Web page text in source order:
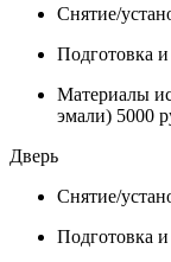
Снятие/
Подготовка и
Материалы
эмали) 5000
Дверь
Снятие/
Подготовка и